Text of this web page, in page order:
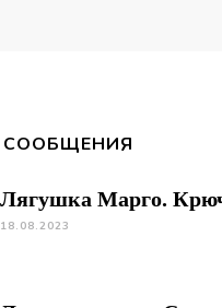
Лягушка Марго.
18.08.2023